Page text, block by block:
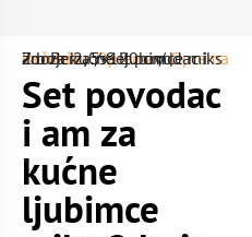
Početna/Oprema/
Oprema za mačke
/ Set povodac i am za kućne ljubimce miks 2 boje 2, 5×120 cm | ZooBerza.rs
Set povodac
i am za
kućne
ljubimce